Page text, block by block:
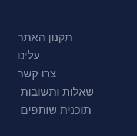
תקנון האתר
עלינו
צרו קשר
שאלות ותשובות
תוכנית שותפים